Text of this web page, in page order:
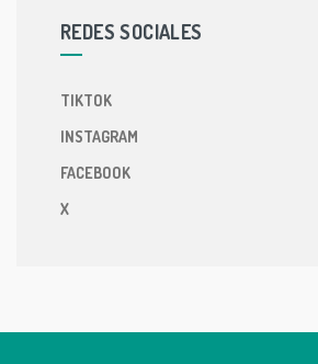
REDES SOCIALES
TIKTOK
INSTAGRAM
FACEBOOK
X